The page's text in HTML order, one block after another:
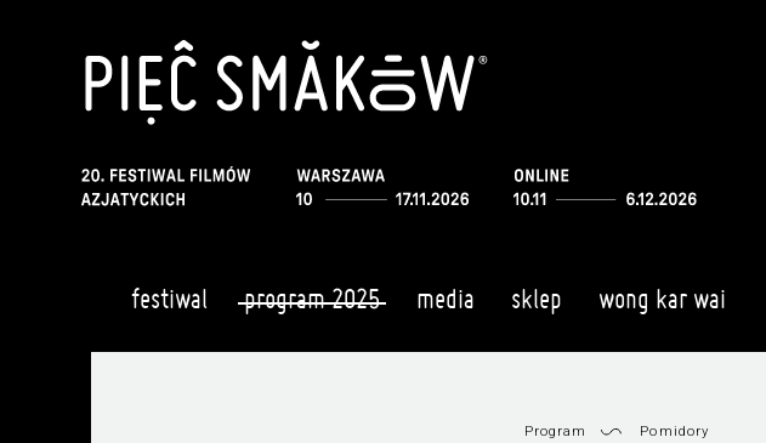
festiwal program 2025 media sklep wong kar wai
Program Pomidory